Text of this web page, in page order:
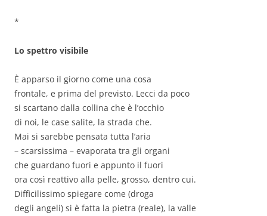
*
Lo spettro visibile
È apparso il giorno come una cosa
frontale, e prima del previsto. Lecci da poco
si scartano dalla collina che è l’occhio
di noi, le case salite, la strada che.
Mai si sarebbe pensata tutta l’aria
– scarsissima – evaporata tra gli organi
che guardano fuori e appunto il fuori
ora così reattivo alla pelle, grosso, dentro cui.
Difficilissimo spiegare come (droga
degli angeli) si è fatta la pietra (reale), la valle